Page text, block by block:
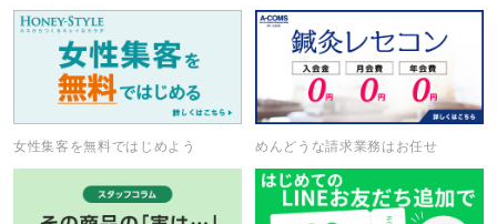
女性集客を無料ではじめよう めんどうな請求業務はお任せ